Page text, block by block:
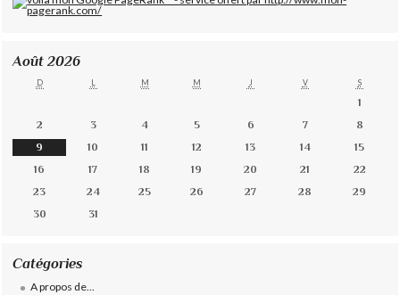
Août 2026
D L M M J V S
1
2
3 4 5 6 7
8
9
10 11 12 13 14
15
16
17 18 19 20 21
22
23
24 25 26 27 28
29
30
31
Catégories
A propos de...